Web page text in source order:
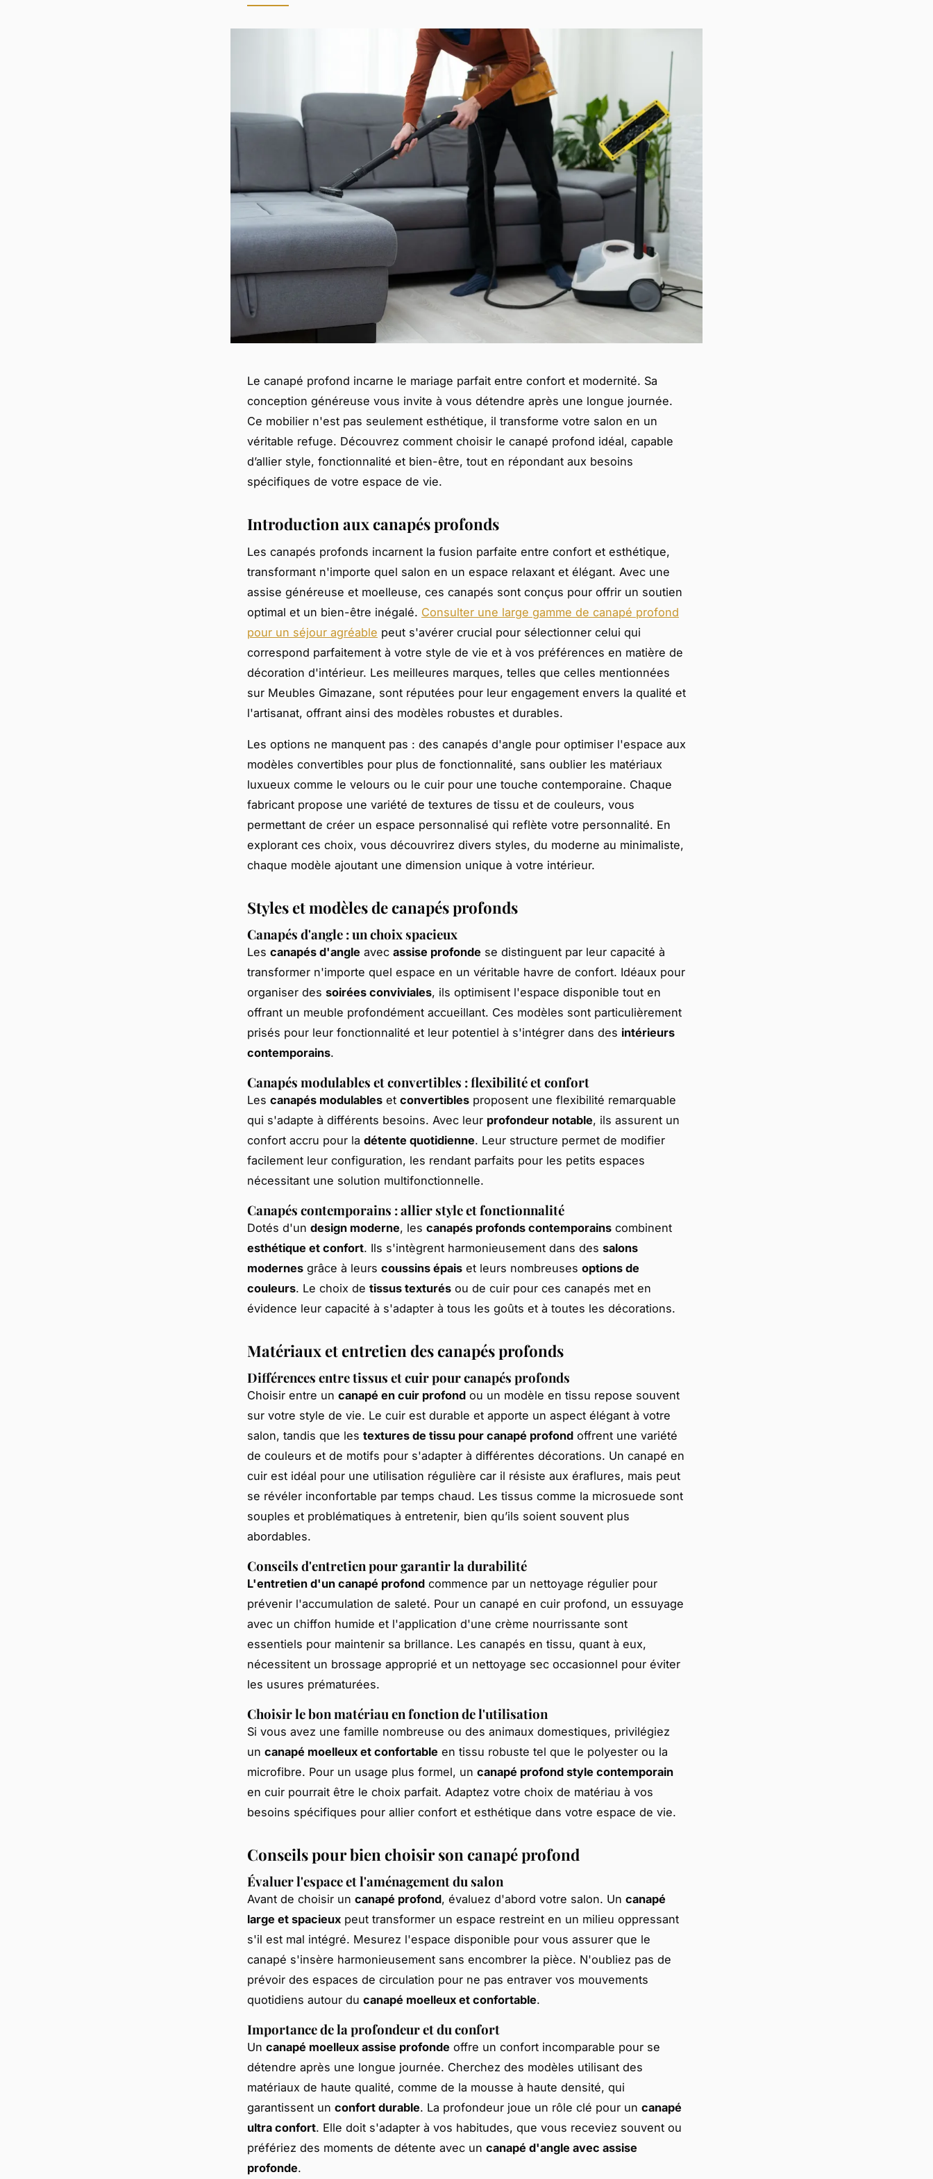
Le canapé profond incarne le mariage parfait entre confort et modernité. Sa
conception généreuse vous invite à vous détendre après une longue journée.
Ce mobilier n'est pas seulement esthétique, il transforme votre salon en un
véritable refuge. Découvrez comment choisir le canapé profond idéal, capable
d’allier style, fonctionnalité et bien-être, tout en répondant aux besoins
spécifiques de votre espace de vie.
Introduction aux canapés profonds
Les canapés profonds incarnent la fusion parfaite entre confort et esthétique,
transformant n'importe quel salon en un espace relaxant et élégant. Avec une
assise généreuse et moelleuse, ces canapés sont conçus pour offrir un soutien
optimal et un bien-être inégalé. Consulter une large gamme de canapé profond
pour un séjour agréable peut s'avérer crucial pour sélectionner celui qui
correspond parfaitement à votre style de vie et à vos préférences en matière de
décoration d'intérieur. Les meilleures marques, telles que celles mentionnées
sur Meubles Gimazane, sont réputées pour leur engagement envers la qualité et
l'artisanat, offrant ainsi des modèles robustes et durables.
Les options ne manquent pas : des canapés d'angle pour optimiser l'espace aux
modèles convertibles pour plus de fonctionnalité, sans oublier les matériaux
luxueux comme le velours ou le cuir pour une touche contemporaine. Chaque
fabricant propose une variété de textures de tissu et de couleurs, vous
permettant de créer un espace personnalisé qui reflète votre personnalité. En
explorant ces choix, vous découvrirez divers styles, du moderne au minimaliste,
chaque modèle ajoutant une dimension unique à votre intérieur.
Styles et modèles de canapés profonds
Canapés d'angle : un choix spacieux
Les canapés d'angle avec assise profonde se distinguent par leur capacité à
transformer n'importe quel espace en un véritable havre de confort. Idéaux pour
organiser des soirées conviviales, ils optimisent l'espace disponible tout en
offrant un meuble profondément accueillant. Ces modèles sont particulièrement
prisés pour leur fonctionnalité et leur potentiel à s'intégrer dans des intérieurs
contemporains.
Canapés modulables et convertibles : flexibilité et confort
Les canapés modulables et convertibles proposent une flexibilité remarquable
qui s'adapte à différents besoins. Avec leur profondeur notable, ils assurent un
confort accru pour la détente quotidienne. Leur structure permet de modifier
facilement leur configuration, les rendant parfaits pour les petits espaces
nécessitant une solution multifonctionnelle.
Canapés contemporains : allier style et fonctionnalité
Dotés d'un design moderne, les canapés profonds contemporains combinent
esthétique et confort. Ils s'intègrent harmonieusement dans des salons
modernes grâce à leurs coussins épais et leurs nombreuses options de
couleurs. Le choix de tissus texturés ou de cuir pour ces canapés met en
évidence leur capacité à s'adapter à tous les goûts et à toutes les décorations.
Matériaux et entretien des canapés profonds
Différences entre tissus et cuir pour canapés profonds
Choisir entre un canapé en cuir profond ou un modèle en tissu repose souvent
sur votre style de vie. Le cuir est durable et apporte un aspect élégant à votre
salon, tandis que les textures de tissu pour canapé profond offrent une variété
de couleurs et de motifs pour s'adapter à différentes décorations. Un canapé en
cuir est idéal pour une utilisation régulière car il résiste aux éraflures, mais peut
se révéler inconfortable par temps chaud. Les tissus comme la microsuede sont
souples et problématiques à entretenir, bien qu’ils soient souvent plus
abordables.
Conseils d'entretien pour garantir la durabilité
L'entretien d'un canapé profond commence par un nettoyage régulier pour
prévenir l'accumulation de saleté. Pour un canapé en cuir profond, un essuyage
avec un chiffon humide et l'application d'une crème nourrissante sont
essentiels pour maintenir sa brillance. Les canapés en tissu, quant à eux,
nécessitent un brossage approprié et un nettoyage sec occasionnel pour éviter
les usures prématurées.
Choisir le bon matériau en fonction de l'utilisation
Si vous avez une famille nombreuse ou des animaux domestiques, privilégiez
un canapé moelleux et confortable en tissu robuste tel que le polyester ou la
microfibre. Pour un usage plus formel, un canapé profond style contemporain
en cuir pourrait être le choix parfait. Adaptez votre choix de matériau à vos
besoins spécifiques pour allier confort et esthétique dans votre espace de vie.
Conseils pour bien choisir son canapé profond
Évaluer l'espace et l'aménagement du salon
Avant de choisir un canapé profond, évaluez d'abord votre salon. Un canapé
large et spacieux peut transformer un espace restreint en un milieu oppressant
s'il est mal intégré. Mesurez l'espace disponible pour vous assurer que le
canapé s'insère harmonieusement sans encombrer la pièce. N'oubliez pas de
prévoir des espaces de circulation pour ne pas entraver vos mouvements
quotidiens autour du canapé moelleux et confortable.
Importance de la profondeur et du confort
Un canapé moelleux assise profonde offre un confort incomparable pour se
détendre après une longue journée. Cherchez des modèles utilisant des
matériaux de haute qualité, comme de la mousse à haute densité, qui
garantissent un confort durable. La profondeur joue un rôle clé pour un canapé
ultra confort. Elle doit s'adapter à vos habitudes, que vous receviez souvent ou
préfériez des moments de détente avec un canapé d'angle avec assise
profonde.